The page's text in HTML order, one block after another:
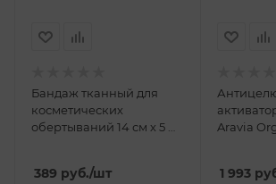
Бандаж тканный для
косметических
обертываний 14 см х 5 м
389 руб./шт
Aravia
1 993